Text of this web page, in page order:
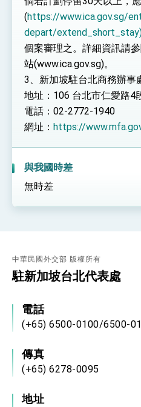
(https://www.ica.gov.sg/
depart/
個案審理之。詳細資訊請
站(www.ica.gov.sg)。
3、新加坡駐台北商務辦事
地址：106 台北市仁愛路4
電話：02-2772-1940
網址： https://
與我國時差
無時差
中華民國外交部 版權所有
駐新加坡台北代表處
電話
(+65) 6500-0100/6500-
傳真
(+65) 6278-0095
地址